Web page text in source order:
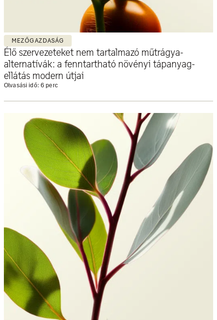
MEZŐGAZDASÁG
Élő szervezeteket nem tartalmazó műtrágya-
alternatívák: a fenntartható növényi tápanyag-
ellátás modern útjai
Olvasási idő: 6 perc